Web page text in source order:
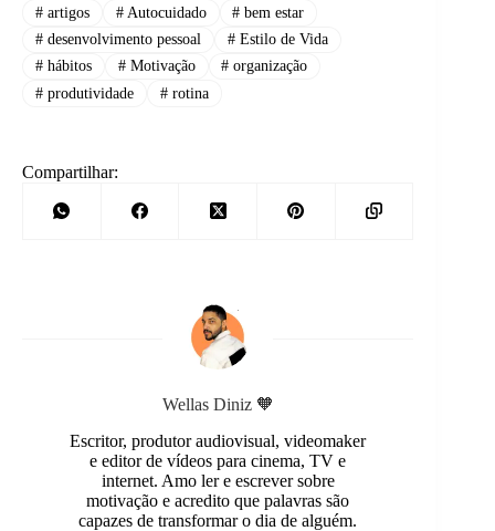
#artigos #Autocuidado # bem estar
#desenvolvimento pessoal #Estilo de Vida
#hábitos #Motivação # organização
#produtividade #rotina
Compartilhar:
Wellas Diniz 🧡
Escritor, produtor audiovisual, videomaker
e editor de vídeos para cinema, TV e
internet. Amo ler e escrever sobre
motivação e acredito que palavras são
capazes de transformar o dia de alguém.